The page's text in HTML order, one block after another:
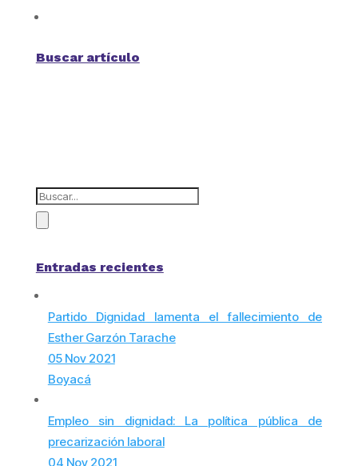
Buscar artículo
Entradas recientes
Partido Dignidad lamenta el fallecimiento de
Esther Garzón Tarache
05 Nov 2021
Boyacá
Empleo sin dignidad: La política pública de
precarización laboral
04 Nov 2021